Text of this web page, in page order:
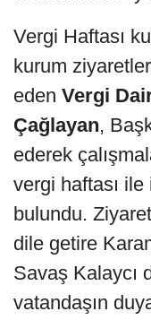
Vergi Haftası
kurum
eden Vergi
Çağlayan,
ederek
vergi haftası
bulundu.
dile getire
Savaş Kalaycı
vatandaşın